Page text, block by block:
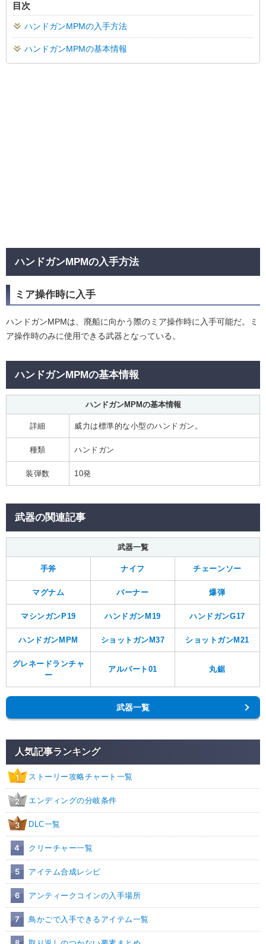
目次
ハンドガンMPMの入手方法
ハンドガンMPMの基本情報
ハンドガンMPMの入手方法
ミア操作時に入手
ハンドガンMPMは、廃船に向かう際のミア操作時に入手可能だ。ミ
ア操作時のみに使用できる武器となっている。
ハンドガンMPMの基本情報
ハンドガンMPMの基本情報
詳細 威力は標準的な小型のハンドガン。
種類 ハンドガン
装弾数 10発
武器の関連記事
武器一覧
手斧 ナイフ チェーンソー
マグナム バーナー 爆弾
マシンガンP19 ハンドガンM19 ハンドガンG17
ハンドガンMPM ショットガンM37 ショットガンM21
グレネードランチャ
ー
アルバート01 丸鋸
武器一覧
人気記事ランキング
1 ストーリー攻略チャート一覧
2 エンディングの分岐条件
3 DLC一覧
4 クリーチャー一覧
5 アイテム合成レシピ
6 アンティークコインの入手場所
7 鳥かごで入手できるアイテム一覧